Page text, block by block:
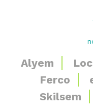
Alyem
Ferco
Skilsem